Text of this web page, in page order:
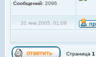
Сообщений: 2096
31 янв 2005, 01:09
Страница 1